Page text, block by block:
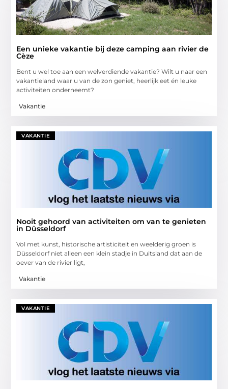
Een unieke vakantie bij deze camping aan rivier de
Cèze
Bent u wel toe aan een welverdiende vakantie? Wilt u naar een
vakantieland waar u van de zon geniet, heerlijk eet én leuke
activiteiten onderneemt?
Vakantie
VAKANTIE
Nooit gehoord van activiteiten om van te genieten
in Düsseldorf
Vol met kunst, historische artisticiteit en weelderig groen is
Düsseldorf niet alleen een klein stadje in Duitsland dat aan de
oever van de rivier ligt,
Vakantie
VAKANTIE